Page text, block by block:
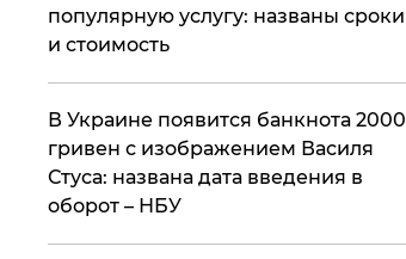
популярную услугу: названы сроки
и стоимость
В Украине появится банкнота 2000
гривен с изображением Василя
Стуса: названа дата введения в
оборот – НБУ